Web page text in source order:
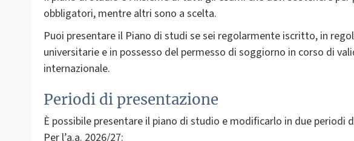
obbligatori, mentre altri sono a scelta.
Puoi presentare il Piano di studi se sei regolarmente iscritto, in
universitarie e in possesso del permesso di soggiorno in corso di
internazionale.
Periodi di presentazione
È possibile presentare il piano di studio e modificarlo in due periodi
Per l’a.a. 2026/27: